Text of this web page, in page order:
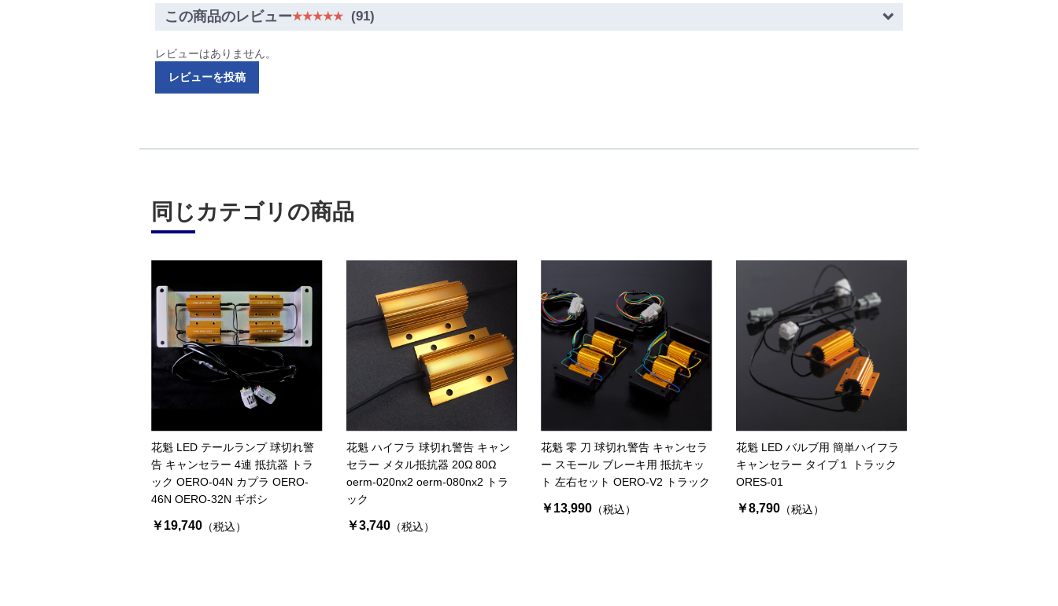
この商品のレビュー★★★★★ (91)
レビューはありません。
レビューを投稿
同じカテゴリの商品
花魁 LED テールランプ 球切れ警
告 キャンセラー 4連 抵抗器 トラ
ック OERO-04N カプラ OERO-
46N OERO-32N ギボシ
￥19,740 （税込）
花魁 ハイフラ 球切れ警告 キャン
セラー メタル抵抗器 20Ω 80Ω
oerm-020nx2 oerm-080nx2 トラ
ック
￥3,740（税込）
花魁 零 刀 球切れ警告 キャンセラ
ー スモール ブレーキ用 抵抗キッ
ト 左右セット OERO-V2 トラック
￥13,990 （税込）
花魁 LED バルブ用 簡単ハイフラ
キャンセラー タイプ１ トラック
ORES-01
￥8,790（税込）